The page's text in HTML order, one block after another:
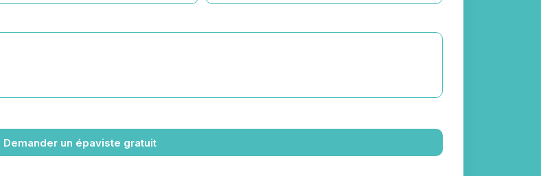
Demander un épaviste gratuit